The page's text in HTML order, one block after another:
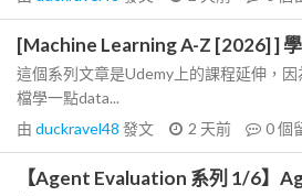
[Machine Learning A-Z [2026] ]
這個系列文章是Udemy上的課程延伸，
檔學一點data...
由 duckravel48 發文 2 天前 0個
【Agent Evaluation 系列 1/6】